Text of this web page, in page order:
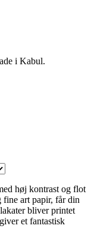
i Kabul.
høj kontrast og flot
art papir, får din
bliver printet
et fantastisk